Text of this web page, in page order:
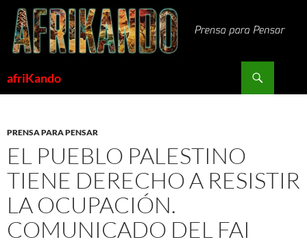
Saltar
contenido
afriKando
PRENSA PARA PENSAR
EL PUEBLO PALESTINO
TIENE DERECHO A RESISTIR
LA OCUPACIÓN.
COMUNICADO DEL FAI